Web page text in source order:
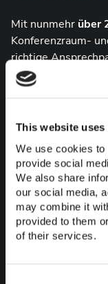
This website uses
We use cookies
provide social
We also share
our social media,
may combine it
provided to them
of their services.
Mit nunmehr über
Konferenzraum-
richtige
New Work Büros
technische
ermöglichen,
modernen
Zu unseren
Planungeines für
anschließende
Installationder